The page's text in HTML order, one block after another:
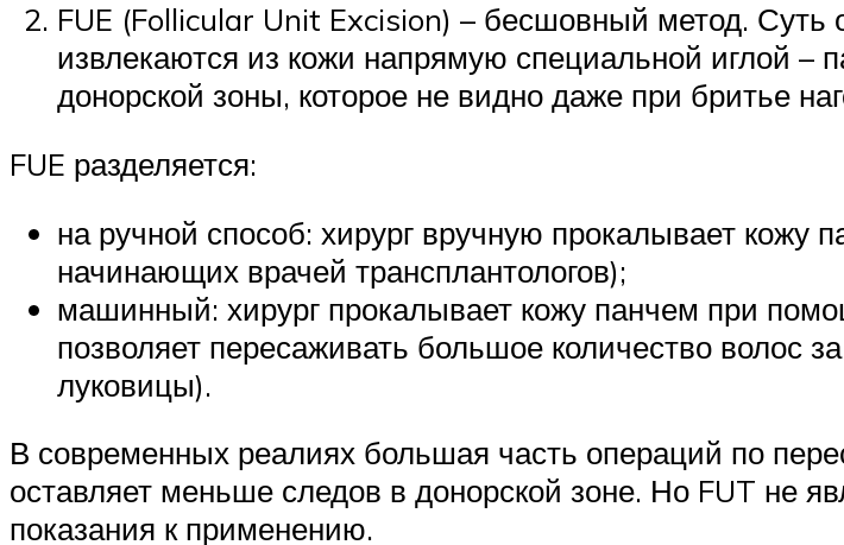
FUE (Follicular Unit Excision) – бесшовный метод. Суть
извлекаются из кожи напрямую специальной иглой –
донорской зоны, которое не видно даже при бритье
FUE разделяется:
на ручной способ: хирург вручную прокалывает кожу
начинающих врачей трансплантологов);
машинный: хирург прокалывает кожу панчем при
позволяет пересаживать большое количество волос
луковицы).
В современных реалиях большая часть операций по
оставляет меньше следов в донорской зоне. Но FUT не
показания к применению.